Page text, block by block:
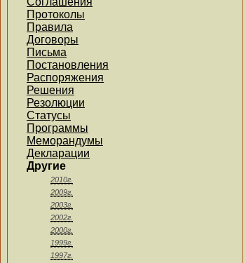
Протоколы
Правила
Договоры
Письма
Постановления
Распоряжения
Решения
Резолюции
Статусы
Программы
Меморандумы
Декларации
Другие
2010г.
2009г.
2003г.
2002г.
2000г.
1999г.
1997г.